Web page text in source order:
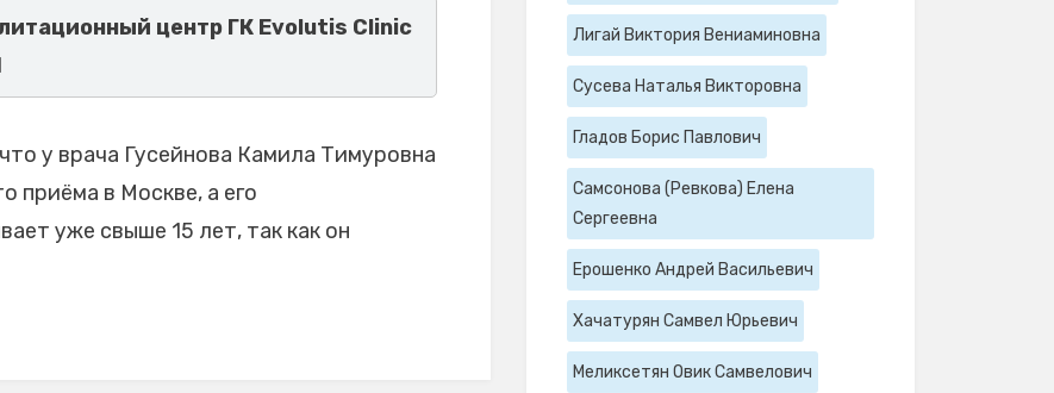
центр ГК Evolutis Clinic
у врача Гусейнова Камила Тимуровна
приёма в Москве, а его
уже свыше 15 лет, так как он
Лигай Виктория Вениаминовна
Сусева Наталья Викторовна
Гладов Борис Павлович
Самсонова (Ревкова) Елена
Сергеевна
Ерошенко Андрей Васильевич
Хачатурян Самвел Юрьевич
Меликсетян Овик Самвелович